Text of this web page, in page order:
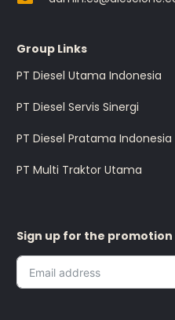
Group Links
PT Diesel Utama Indonesia
PT Diesel Servis Sinergi
PT Diesel Pratama Indonesia
PT Multi Traktor Utama
Sign up for the promotion